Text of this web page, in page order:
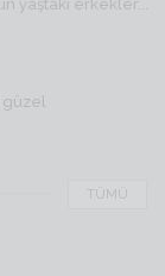
yaştaki erkekler...
TÜMÜ